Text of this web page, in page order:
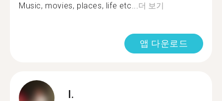
Music, movies, places, life etc... 더 보기
앱 다운로드
I.